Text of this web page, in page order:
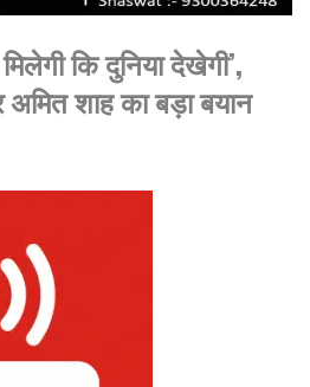
कि दुनिया देखेगी’,
शाह का बड़ा बयान